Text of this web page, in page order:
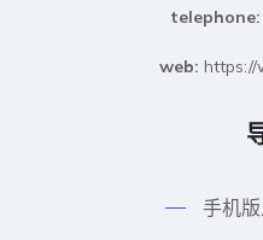
telephone:
web: https://
手机